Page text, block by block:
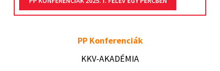
PP Konferenciák
KKV-AKADÉMIA